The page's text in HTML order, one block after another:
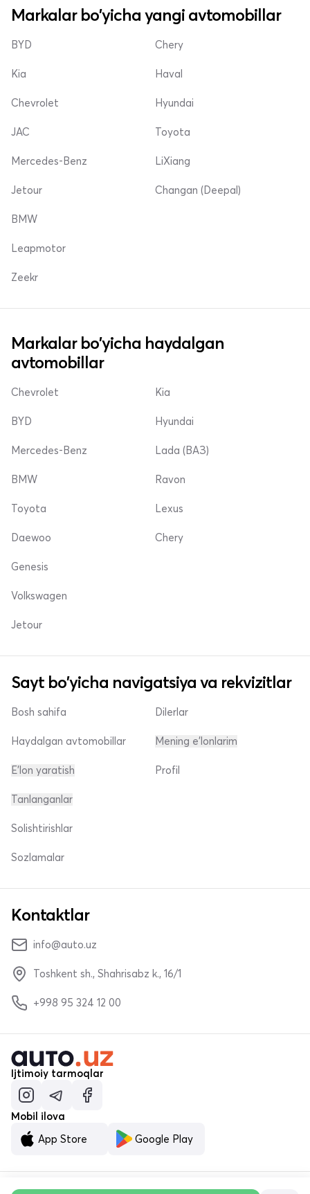
Markalar bo'yicha yangi avtomobillar
BYD
Kia
Chevrolet
Chery
Haval
Hyundai
JAC
Mercedes-Benz
Jetour
Toyota
LiXiang
Changan (Deepal)
BMW
Leapmotor
Zeekr
Markalar bo'yicha haydalgan
avtomobillar
Chevrolet
BYD
Mercedes-Benz
Kia
Hyundai
Lada (ВАЗ)
BMW
Toyota
Daewoo
Ravon
Lexus
Chery
Genesis
Volkswagen
Jetour
Sayt bo'yicha navigatsiya va rekvizitlar
Bosh sahifa
Haydalgan avtomobillar
E'lon yaratish
Dilerlar
Mening e'lonlarim
Profil
Tanlanganlar
Solishtirishlar
Sozlamalar
Kontaktlar
info@auto.uz
Toshkent sh., Shahrisabz k., 16/1
+998 95 324 12 00
Ijtimoiy tarmoqlar
Mobil ilova
App Store
Google Play